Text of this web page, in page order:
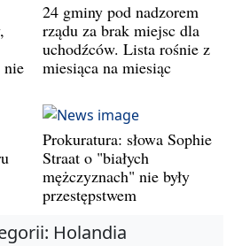
nie
24 gminy pod nadzorem
rządu za brak miejsc dla
uchodźców. Lista rośnie z
miesiąca na miesiąc
Prokuratura: słowa Sophie
Straat o "białych
mężczyznach" nie były
przestępstwem
Holandia